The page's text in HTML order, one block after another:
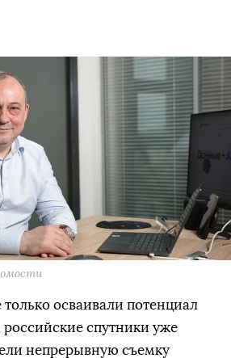
осваивали потенциал
спутники уже
непрерывную съемку